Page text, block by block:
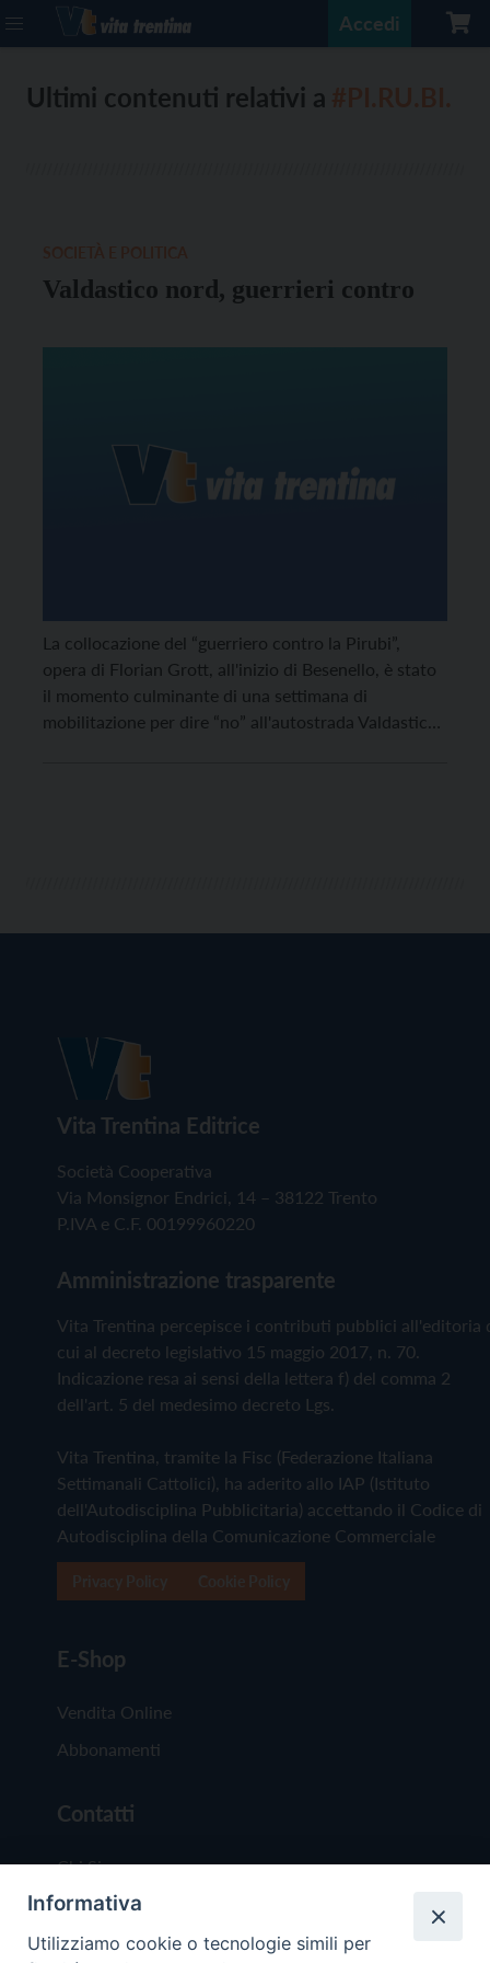
Accedi
Ultimi contenuti relativi a
Valdastico nord, guerrieri contro
La collocazione del “guerriero contro la Pirubi”,
opera di Florian Grott, all'inizio di Besenello, è stato
il momento culminante di una settimana di
mobilitazione per dire “no” all'autostrada Valdastico
Vita Trentina Editrice
Società Cooperativa
Via Monsignor Endrici, 14 – 38122 Trento
P.IVA e C.F. 00199960220
Amministrazione trasparente
Vita Trentina percepisce i contributi pubblici all'editoria
cui al decreto legislativo 15 maggio 2017, n. 70.
Indicazione resa ai sensi della lettera f) del comma 2
dell'art. 5 del medesimo decreto Lgs.
Vita Trentina, tramite la Fisc (Federazione Italiana
Settimanali Cattolici), ha aderito allo IAP (Istituto
dell'Autodisciplina Pubblicitaria) accettando il Codice di
Autodisciplina della Comunicazione Commerciale
E-Shop
Vendita Online
Abbonamenti
Contatti
Chi Siamo
Redazione
Scrivici
Informativa
Utilizziamo cookie o tecnologie simili per